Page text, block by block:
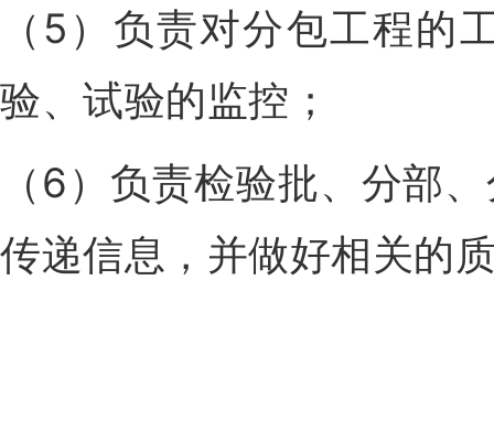
（5）负责对分包工程的
验、试验的监控；
（6）负责检验批、分部
传递信息，并做好相关的